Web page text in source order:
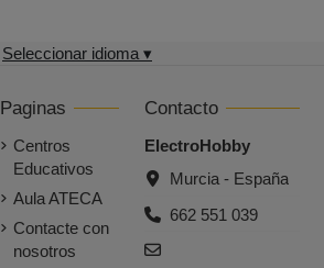
Seleccionar idioma ▾
Paginas
Centros
Educativos
Aula ATECA
Contacte con
nosotros
Contacto
ElectroHobby
Murcia - España
662 551 039